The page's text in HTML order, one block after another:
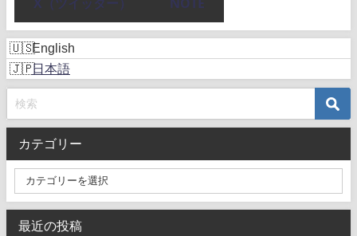
English
日本語
カテゴリー
最近の投稿